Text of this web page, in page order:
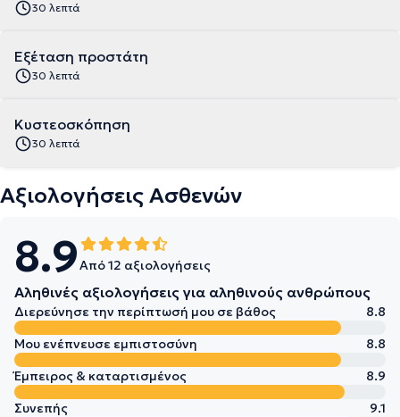
30 λεπτά
Εξέταση προστάτη
30 λεπτά
Κυστεοσκόπηση
30 λεπτά
Αξιολογήσεις Ασθενών
8.9Από 12 αξιολογήσεις
Αληθινές αξιολογήσεις για αληθινούς ανθρώπους
Διερεύνησε την περίπτωσή μου σε βάθος
8.8
Μου ενέπνευσε εμπιστοσύνη
8.8
Έμπειρος & καταρτισμένος
8.9
Συνεπής
9.1